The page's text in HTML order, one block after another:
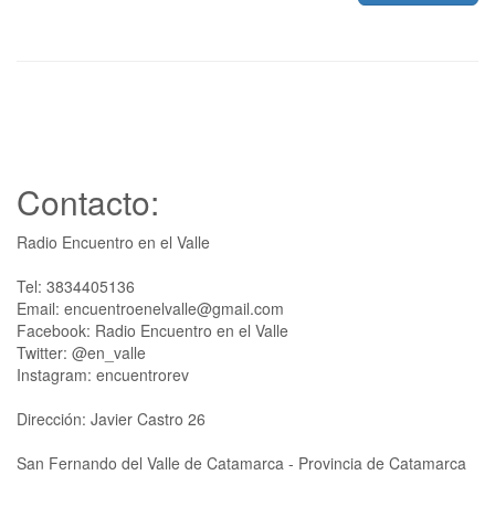
Contacto:
Radio Encuentro en el Valle
Tel: 3834405136
Email: encuentroenelvalle@gmail.com
Facebook: Radio Encuentro en el Valle
Twitter: @en_valle
Instagram: encuentrorev
Dirección: Javier Castro 26
San Fernando del Valle de Catamarca - Provincia de Catamarca